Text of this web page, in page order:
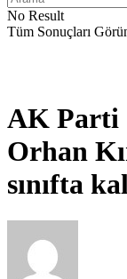
No Result
Tüm Sonuçları
AK Parti
Orhan
sınıfta